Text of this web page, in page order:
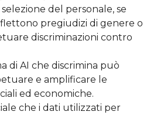
del personale, se
pregiudizi di genere o
discriminazioni contro
di AI che discrimina può
e amplificare le
ed economiche.
che i dati utilizzati per